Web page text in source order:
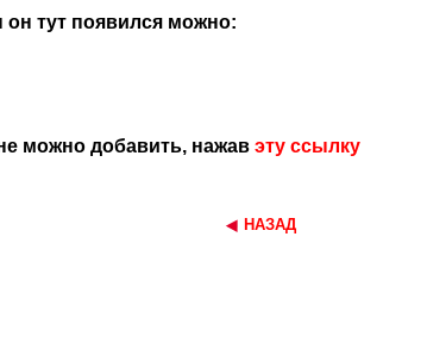
он тут появился можно:
можно добавить, нажав эту ссылку
НАЗАД